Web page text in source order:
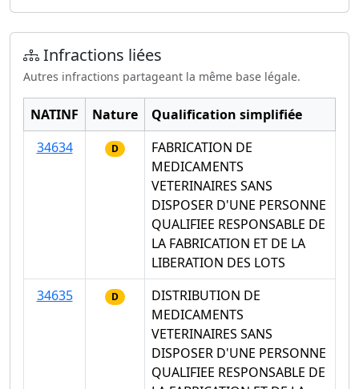
Infractions liées
Autres infractions partageant la même base légale.
NATINF Nature
Qualification simplifiée
34634
D
FABRICATION DE
MEDICAMENTS
VETERINAIRES SANS
DISPOSER D'UNE PERSONNE
QUALIFIEE RESPONSABLE DE
LA FABRICATION ET DE LA
LIBERATION DES LOTS
34635
D
DISTRIBUTION DE
MEDICAMENTS
VETERINAIRES SANS
DISPOSER D'UNE PERSONNE
QUALIFIEE RESPONSABLE DE